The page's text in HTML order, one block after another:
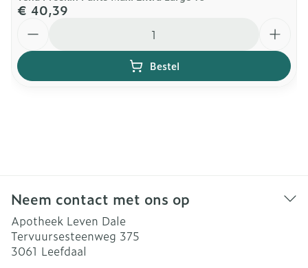
€ 40,39
Bestel
Neem contact met ons op
Apotheek Leven Dale
Tervuursesteenweg 375
3061 Leefdaal